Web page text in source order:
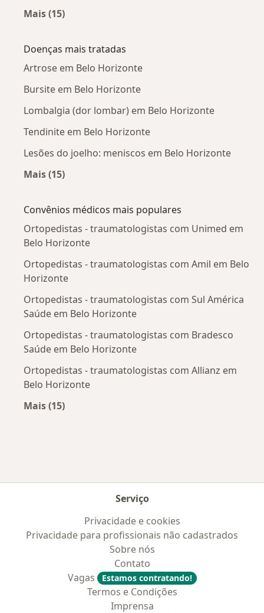
Mais (15)
Doenças mais tratadas
Artrose em Belo Horizonte
Bursite em Belo Horizonte
Lombalgia (dor lombar) em Belo Horizonte
Tendinite em Belo Horizonte
Lesões do joelho: meniscos em Belo Horizonte
Mais (15)
Convênios médicos mais populares
Ortopedistas - traumatologistas com Unimed em
Belo Horizonte
Ortopedistas - traumatologistas com Amil em Belo
Horizonte
Ortopedistas - traumatologistas com Sul América
Saúde em Belo Horizonte
Ortopedistas - traumatologistas com Bradesco
Saúde em Belo Horizonte
Ortopedistas - traumatologistas com Allianz em
Belo Horizonte
Mais (15)
Serviço
Privacidade e cookies
Privacidade para profissionais não cadastrados
Sobre nós
Contato
Vagas
Estamos contratando!
Termos e Condições
Imprensa